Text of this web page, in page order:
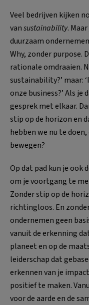
Veel bedrijven kijken
vansustainability.
duurzaam
Why, zonder purpose.
rationale omdraaien.
sustainability?’ maar:
onze business?’ Als je
gesprek met elkaar.
stip op de horizon en
hebben we nu te
bewegen?
Op dat pad kun je ook
om je voortgang te
Zonder stip op de
richtingloos. En
ondernemen geen
vanuit de erkenning
planeet en op de
leiderschap dat
erkennen van je
positief te maken.
voor de aarde en de